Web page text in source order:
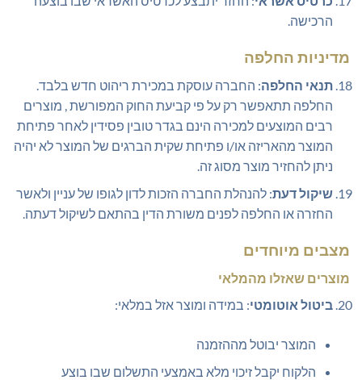
הרכישה.
מדיניות החלפה
תנאי החלפה: החברה עוסקת במכירת ריהוט חדש בלבד.
החלפה תתאפשר רק על פי קביעת החוק המפורשת , מוצרים
רבים המוצעים למכירה הינם בגדר טובין פסידין לאחר פתיחת
המוצר מהאריזה או/ו פתיחת שקית הברגים של המוצר לא יהיה
ניתן להחזיר מוצר מסוג זה.
שיקול דעת: להנהלת החברה הזכות לדון לגופו של עניין ולאשר
החזרה או החלפה לפנים משורת הדין בהתאם לשיקול דעתה.
מצבים מיוחדים
מוצרים שאזלו מהמלאי
ביטול אוטומטי: במידה ומוצר אזל במלאי:
המוצר יבוטל מההזמנה
הלקוח יקבל זיכוי מלא באמצעי התשלום שבו בוצע